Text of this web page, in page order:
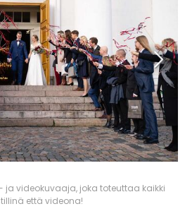
videokuvaaja, joka toteuttaa kaikki
että videona!